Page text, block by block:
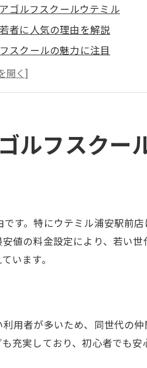
ゴルフスクールウテミル
者に人気の理由を解説
スクールの魅力に注目
クールが選ばれる背景
世代と交流できるメリット
たインドアの魅力
ドアゴルフ
アゴルフスクールの特徴
を選ぶ際の注意点
アゴルフスクールの魅力
得に練習を始める方法
フデビュー
スクールが便利な理由
夜練習も可能な環境
アゴルフスクールの魅力
ルフスクー
す。特にウテミル浦安駅前
値の料金設定により、若い
います。
用者が多いため、同世代の
充実しており、初心者でも